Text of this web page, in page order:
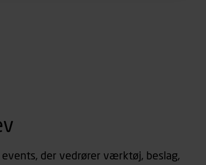
Til dette formål behandles der
færden på siderne, tidspunkt, hvad der
der vedrører værktøj, beslag,